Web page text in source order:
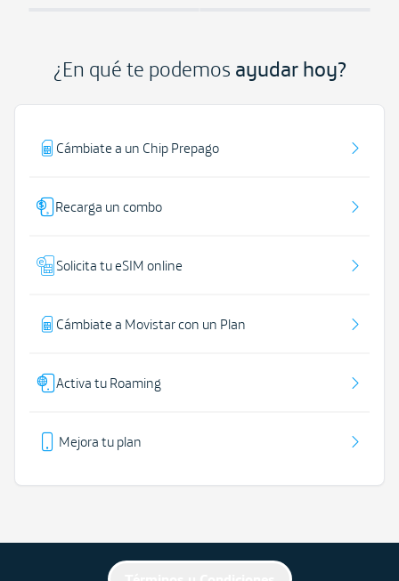
¿En qué te podemos ayudar hoy?
Cámbiate a un Chip Prepago
Recarga un combo
Solicita tu eSIM online
Cámbiate a Movistar con un Plan
Activa tu Roaming
Mejora tu plan